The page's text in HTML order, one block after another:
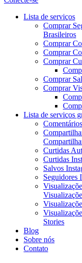
Menu
Lista de serviços
Comprar
Brasileiros
Comprar
Comprar
Comprar
Comprar
Comprar
Lista de serviços
Curtidas
Curtidas
Salvos
Seguidores
Stories
Blog
Sobre nós
Contato